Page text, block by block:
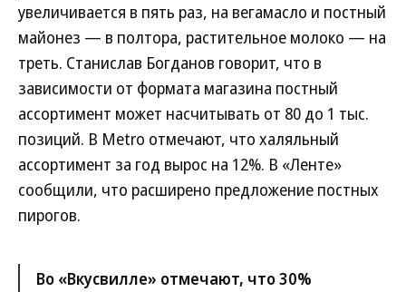
увеличивается в пять раз, на вегамасло и постный
майонез — в полтора, растительное молоко — на
треть. Станислав Богданов говорит, что в
зависимости от формата магазина постный
ассортимент может насчитывать от 80 до 1 тыс.
позиций. В Metro отмечают, что халяльный
ассортимент за год вырос на 12%. В «Ленте»
сообщили, что расширено предложение постных
пирогов.
Во «Вкусвилле» отмечают, что 30%